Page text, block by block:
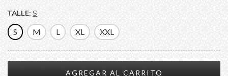
TALLE: S
S
M L XL XXL